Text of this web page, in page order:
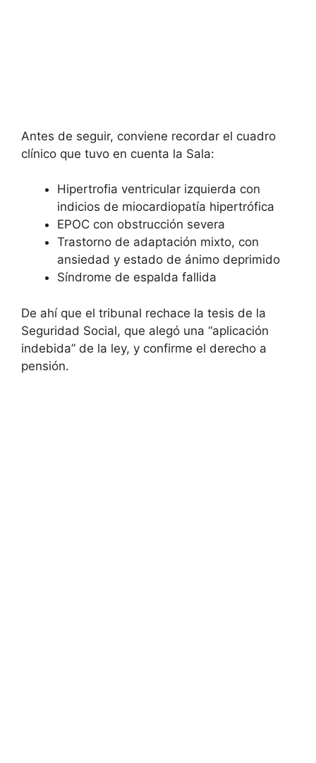
Antes de seguir, conviene recordar el cuadro
clínico que tuvo en cuenta la Sala:
Hipertrofia ventricular izquierda con
indicios de miocardiopatía hipertrófica
EPOC con obstrucción severa
Trastorno de adaptación mixto, con
ansiedad y estado de ánimo deprimido
Síndrome de espalda fallida
De ahí que el tribunal rechace la tesis de la
Seguridad Social, que alegó una “aplicación
indebida” de la ley, y confirme el derecho a
pensión.